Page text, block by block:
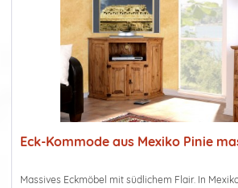
Eck-Kommode aus Mexiko Pinie
Massives Eckmöbel mit südlichem Flair. In